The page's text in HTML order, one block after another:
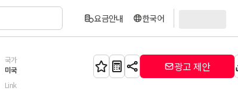
요금안내 한국어
국가
미국
Link
광고 제안